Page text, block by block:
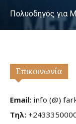
Πολυοδηγός για
Επικοινωνία
Email: info (@)
Τηλ: